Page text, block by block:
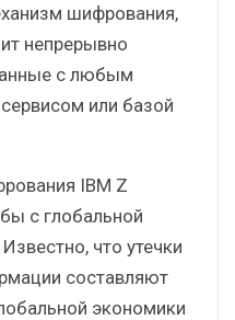
шифрования,
непрерывно
с любым
или базой
IBM Z
с глобальной
что утечки
составляют
экономики